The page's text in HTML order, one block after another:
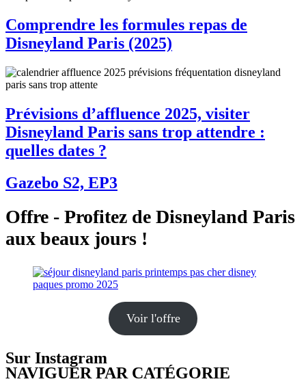
Comprendre les formules repas de
Disneyland Paris (2025)
Prévisions d’affluence 2025, visiter
Disneyland Paris sans trop attendre :
quelles dates ?
Gazebo S2, EP3
Offre - Profitez de Disneyland Paris
aux beaux jours !
Voir l'offre
Sur Instagram
NAVIGUER PAR CATÉGORIE